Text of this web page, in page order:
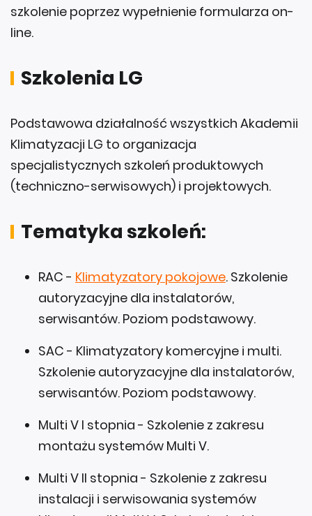
szkolenie poprzez wypełnienie formularza on-
line.
Szkolenia LG
Podstawowa działalność wszystkich Akademii
Klimatyzacji LG to organizacja
specjalistycznych szkoleń produktowych
(techniczno-serwisowych) i projektowych.
Tematyka szkoleń:
RAC - Klimatyzatory pokojowe. Szkolenie
autoryzacyjne dla instalatorów,
serwisantów. Poziom podstawowy.
SAC - Klimatyzatory komercyjne i multi.
Szkolenie autoryzacyjne dla instalatorów,
serwisantów. Poziom podstawowy.
Multi V I stopnia - Szkolenie z zakresu
montażu systemów Multi V.
Multi V II stopnia - Szkolenie z zakresu
instalacji i serwisowania systemów